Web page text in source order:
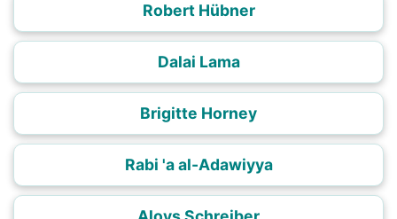
Robert Hübner
Dalai Lama
Brigitte Horney
Rabi 'a al-Adawiyya